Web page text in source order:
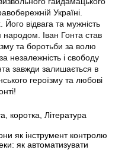
Україні.
Його відвага та мужність
народом. Іван Гонта став
та боротьби за волю
незалежність і свободу
завжди залишається в
героїзму та любові
коротка Література
як інструмент контролю
як автоматизувати